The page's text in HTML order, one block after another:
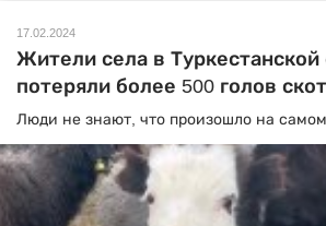
17.02.2024
Жители села в Туркестанской
потеряли более 500 голов
Люди не знают, что произошло на самом